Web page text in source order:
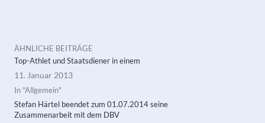
ÄHNLICHE BEITRÄGE
Top-Athlet und Staatsdiener in einem
11. Januar 2013
In "Allgemein"
Stefan Härtel beendet zum 01.07.2014 seine
Zusammenarbeit mit dem DBV